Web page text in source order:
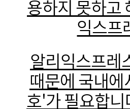
용하지 못하고
익스프
알리익스프레
때문에 국내
호'가 필요합니